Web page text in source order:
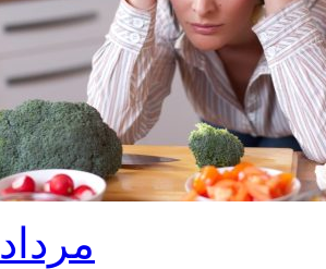
11 مرداد 1404